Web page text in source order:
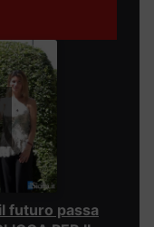
futuro passa